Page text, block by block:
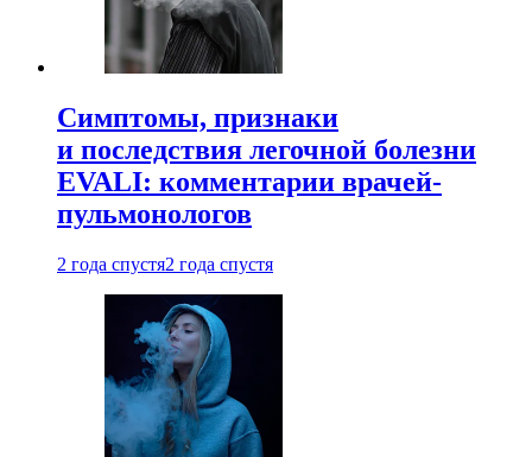
Симптомы, признаки
и последствия легочной болезни
EVALI: комментарии врачей-
пульмонологов
2 года спустя2 года спустя